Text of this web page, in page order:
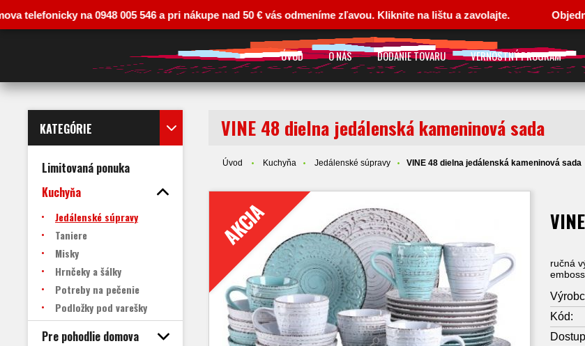
ÚVOD O NÁS DODANIE TOVARU VERNOSTNÝ PROGRAM
KATEGÓRIE
Limitovaná ponuka
Kuchyňa
Jedálenské súpravy
Taniere
Misky
Hrnčeky a šálky
Potreby na pečenie
Podložky pod varešky
Pre pohodlie domova
VINE 48 dielna jedálenská kameninová sada
Úvod Kuchyňa Jedálenské súpravy VINE 48 dielna jedálenská kameninová sada
AKCIA
ručná
Kód:
telefonicky na 0948 005 546 a pri nákupe nad 50 € vás odmeníme zľavou. Kliknite na lištu a zavolajte.